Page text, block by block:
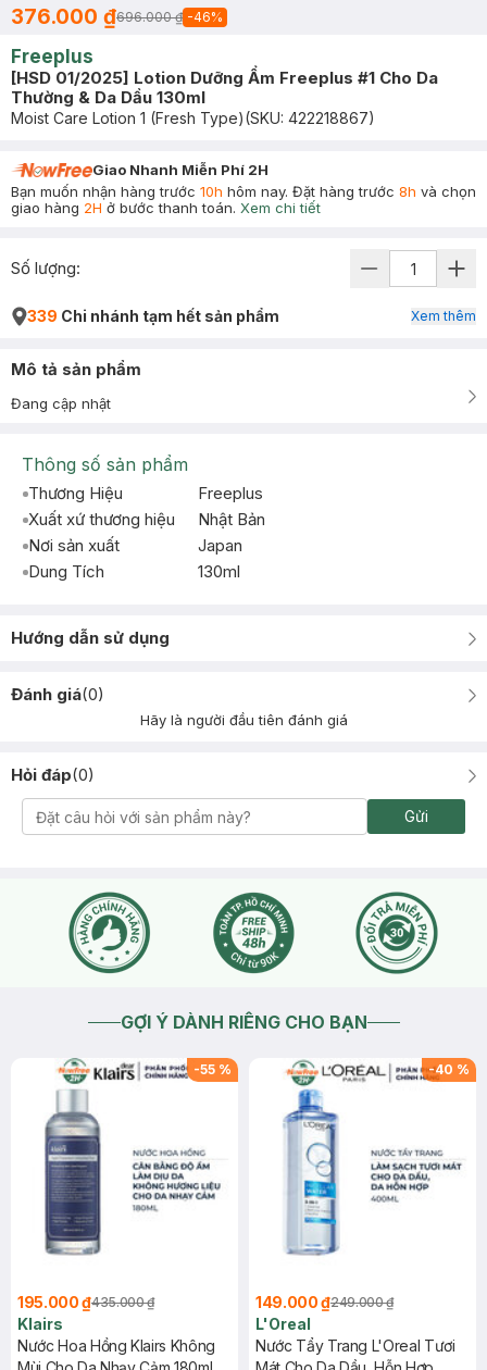
376.000 ₫696.000 ₫ -46%
Freeplus
[HSD 01/2025] Lotion Dưỡng Ẩm Freeplus #1 Cho Da
Thường & Da Dầu 130ml
Moist Care Lotion 1 (Fresh Type)(SKU: 422218867)
Giao Nhanh Miễn Phí 2H
Bạn muốn nhận hàng trước 10h hôm nay. Đặt hàng trước 8h và chọn
giao hàng 2H ở bước thanh toán. Xem chi tiết
Số lượng:
339 Chi nhánh tạm hết sản phẩm Xem thêm
Mô tả sản phẩm
Đang cập nhật
Thông số sản phẩm
Thương Hiệu
Freeplus
Xuất xứ thương hiệu
Nhật Bản
Nơi sản xuất
Japan
Dung Tích
130ml
Hướng dẫn sử dụng
Đánh giá(0)
Hãy là người đầu tiên đánh giá
Hỏi đáp(0)
Gửi
GỢI Ý DÀNH RIÊNG CHO BẠN
-55 %
195.000 ₫435.000 ₫
Klairs
Nước Hoa Hồng Klairs Không
-40 %
149.000 ₫249.000 ₫
L'Oreal
Nước Tẩy Trang L'Oreal Tươi